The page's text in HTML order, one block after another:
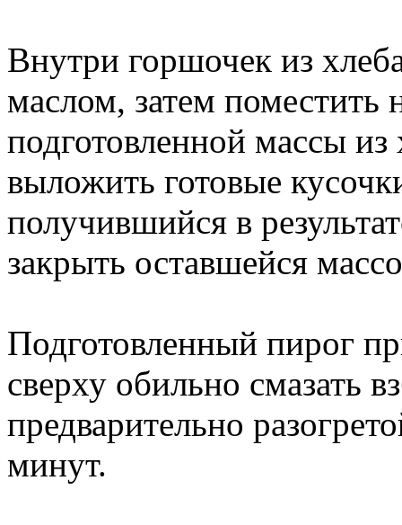
Внутри горшочек из
маслом, затем поместить
подготовленной массы
выложить готовые
получившийся в
закрыть оставшейся
Подготовленный пирог
сверху обильно смазать
предварительно
минут.